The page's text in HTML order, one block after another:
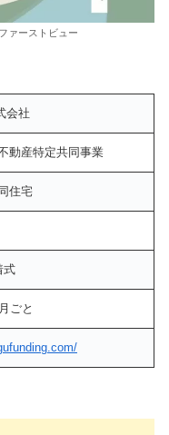
ァーストビュー
会社
動産特定共同事業
住宅
式
ごと